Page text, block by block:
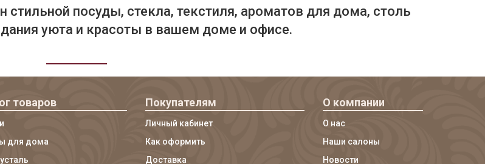
стильной посуды, стекла, текстиля, ароматов для дома, столь
уюта и красоты в вашем доме и офисе.
товаров
для дома
Покупателям
Личный кабинет
Как оформить
Доставка
О компании
О нас
Наши салоны
Новости